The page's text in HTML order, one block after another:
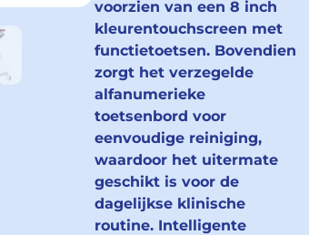
voorzien van een 8 inch
kleurentouchscreen met
functietoetsen. Bovendien
zorgt het verzegelde
alfanumerieke
toetsenbord voor
eenvoudige reiniging,
waardoor het uitermate
geschikt is voor de
dagelijkse klinische
routine. Intelligente